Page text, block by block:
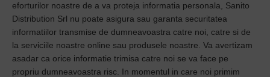
eforturilor noastre de a va proteja informatia personala, Sanito
Distribution Srl nu poate asigura sau garanta securitatea
informatiilor transmise de dumneavoastra catre noi, catre si de
la serviciile noastre online sau produsele noastre. Va avertizam
asadar ca orice informatie trimisa catre noi se va face pe
propriu dumneavoastra risc. In momentul in care noi primim